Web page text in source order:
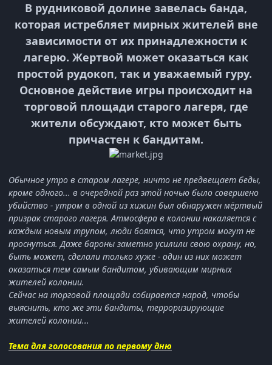
В рудниковой долине завелась банда,
которая истребляет мирных жителей вне
зависимости от их принадлежности к
лагерю. Жертвой может оказаться как
простой рудокоп, так и уважаемый гуру.
Основное действие игры происходит на
торговой площади старого лагеря, где
жители обсуждают, кто может быть
причастен к бандитам.
Обычное утро в старом лагере, ничто не предвещает беды,
кроме одного... в очередной раз этой ночью было совершено
убийство - утром в одной из хижин был обнаружен мёртвый
призрак старого лагеря. Атмосфера в колонии накаляется с
каждым новым трупом, люди боятся, что утром могут не
проснуться. Даже бароны заметно усилили свою охрану, но,
быть может, сделали только хуже - один из них может
оказаться тем самым бандитом, убивающим мирных
жителей колонии.
Сейчас на торговой площади собирается народ, чтобы
выяснить, кто же эти бандиты, терроризирующие
жителей колонии...
Тема для голосования по первому дню